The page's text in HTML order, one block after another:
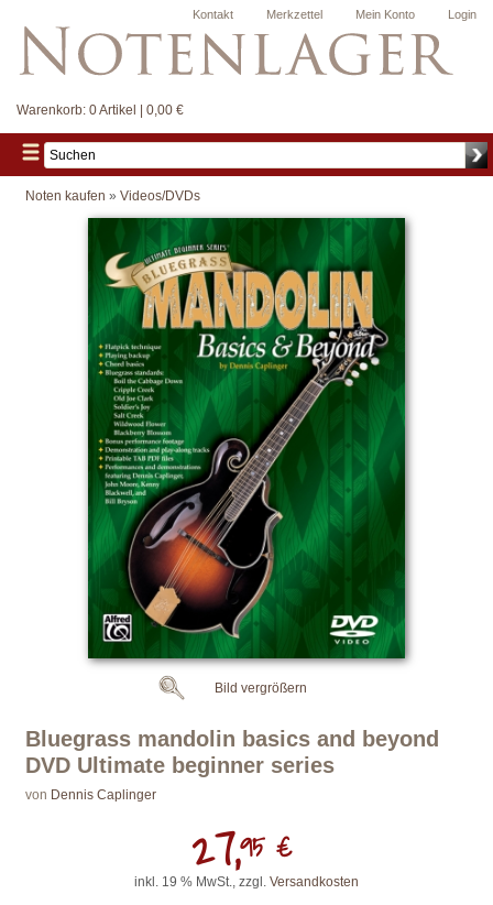
Login
Mein Konto
Merkzettel
Kontakt
Warenkorb: 0 Artikel | 0,00 €
Noten kaufen » Videos/DVDs
Bluegrass mandolin basics and beyond
DVD Ultimate beginner series
von Dennis Caplinger
27,95 €
inkl. 19 % MwSt., zzgl. Versandkosten
Bild vergrößern